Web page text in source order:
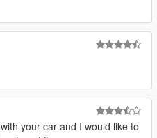
your car and I would like to